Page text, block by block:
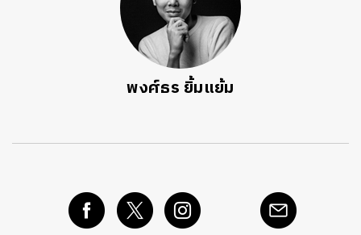
พงศ์ธร ยิ้มแย้ม